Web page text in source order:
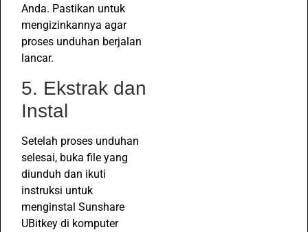
Anda. Pastikan untuk
mengizinkannya agar
proses unduhan berjalan
lancar.
5. Ekstrak dan
Instal
Setelah proses unduhan
selesai, buka file yang
diunduh dan ikuti
instruksi untuk
menginstal Sunshare
UBitkey di komputer